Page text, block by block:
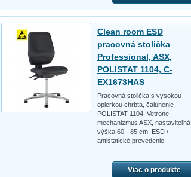
Clean room ESD
pracovná stolička
Professional, ASX,
POLISTAT 1104, C-
EX1673HAS
Pracovná stolička s vysokou
opierkou chrbta, čalúnenie
POLISTAT 1104. Vetrone,
mechanizmus ASX, nastaviteľná
výška 60 - 85 cm. ESD /
antistatické prevedenie.
Viac o produkte